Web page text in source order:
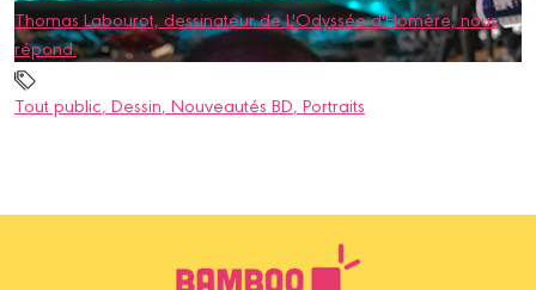
Thomas Labourot, dessinateur de L'Odyssée d'Homère, nous
répond.
Tout public, Dessin, Nouveautés BD, Portraits